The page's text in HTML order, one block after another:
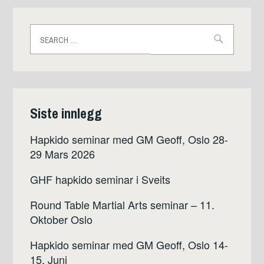
for:
Siste innlegg
Hapkido seminar med GM Geoff, Oslo 28-
29 Mars 2026
GHF hapkido seminar i Sveits
Round Table Martial Arts seminar – 11.
Oktober Oslo
Hapkido seminar med GM Geoff, Oslo 14-
15. Juni